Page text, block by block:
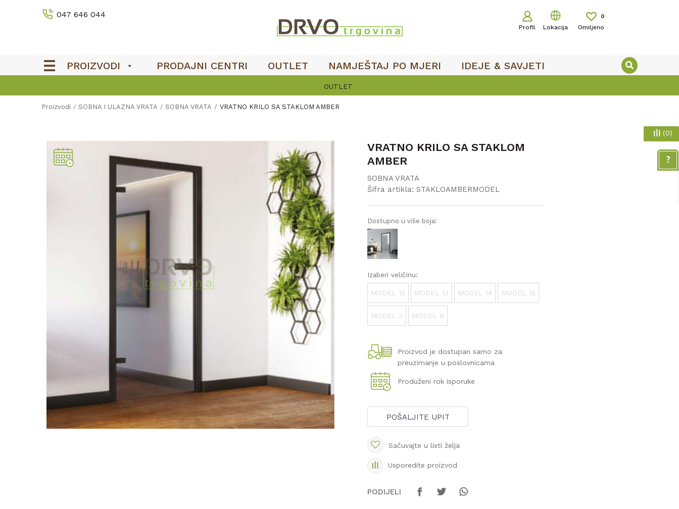
047 646 044
Profil Lokacija Omiljeno
0
PROIZVODI PRODAJNI CENTRI OUTLET NAMJEŠTAJ PO MJERI IDEJE & SAVJETI
OUTLET
Proizvodi SOBNA I ULAZNA VRATA SOBNA VRATA VRATNO KRILO SA STAKLOM AMBER
VRATNO KRILO SA STAKLOM
AMBER
SOBNA VRATA
Šifra artikla: STAKLOAMBERMODEL
Dostupno u više boja:
Izaberi veličinu:
MODEL 12 MODEL 13 MODEL 14 MODEL 15
MODEL 3 MODEL 6
Proizvod je dostupan samo za
preuzimanje u poslovnicama
Produženi rok isporuke
POŠALJITE UPIT
Sačuvajte u listi želja
Usporedite proizvod
PODIJELI
(0)